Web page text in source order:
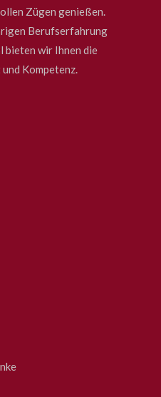
Zügen genießen.
Berufserfahrung
bieten wir Ihnen die
Kompetenz.